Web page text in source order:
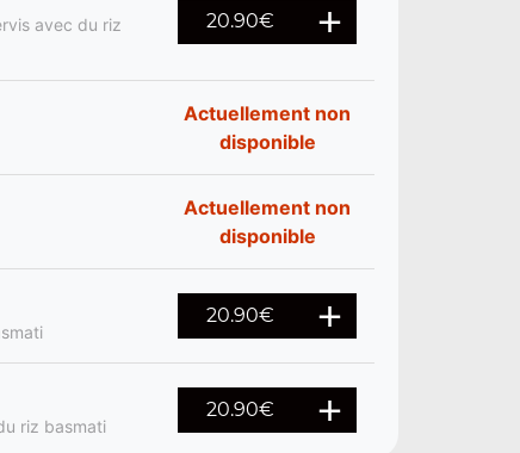
avec du riz
20.90€
Actuellement non
disponible
Actuellement non
disponible
20.90€
riz basmati
20.90€